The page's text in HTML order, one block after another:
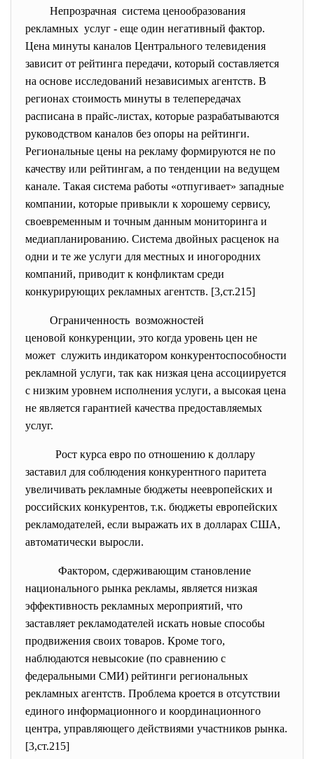
Непpoзрачная система ценообразования
рекламных услуг - еще один негативный фактор.
Цена минуты каналов Центрального телевидения
зависит от рейтинга передачи, который составляется
на основе исследований независимых агентств. В
регионах стоимость минуты в телепередачах
расписана в прайс-листах, которые разрабатываются
руководством каналов без опоры на рейтинги.
Региональные цены на рекламу формируются не по
качеству или рейтингам, а по тенденции на ведущем
канале. Такая система работы «отпугивает» западные
компании, которые привыкли к хорошему сервису,
своевременным и точным данным мониторинга и
медиапланированию. Система двойных расценок на
одни и те же услуги для местных и иногородних
компаний, приводит к конфликтам среди
конкурирующих рекламных агентств. [3,ст.215]
Ограниченность возможностей
ценовой конкуренции, это когда уровень цен не
может служить индикатором конкурентоспособности
рекламной услуги, так как низкая цена ассоциируется
с низким уровнем исполнения услуги, а высокая цена
не является гарантией качества предоставляемых
услуг.
Рост курса евро по отношению к доллару
заставил для соблюдения конкурентного паритета
увеличивать рекламные бюджеты неевропейских и
российских конкурентов, т.к. бюджеты европейских
рекламодателей, если выражать их в долларах США,
автоматически выросли.
Фактором, сдерживающим становление
национального рынка рекламы, является низкая
эффективность рекламных мероприятий, что
заставляет рекламодателей искать новые способы
продвижения своих товаров. Кроме того,
наблюдаются невысокие (по сравнению с
федеральными СМИ) рейтинги региональных
рекламных агентств. Проблема кроется в отсутствии
единого информационного и координационного
центра, управляющего действиями участников рынка.
[3,ст.215]